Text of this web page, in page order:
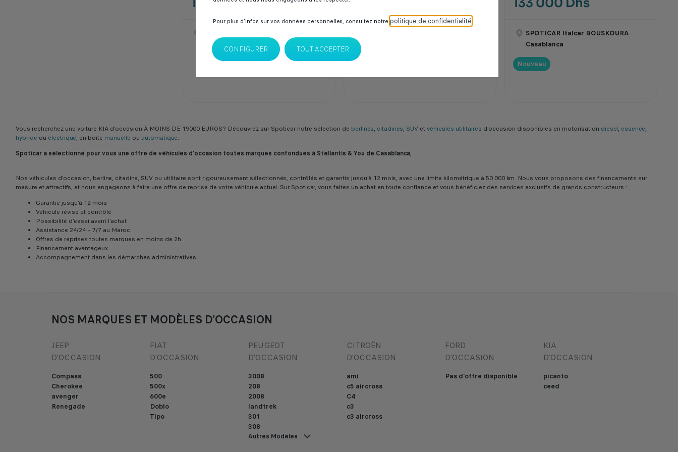
Casablanca
SPOTICAR Italcar BOUSKOURA
Casablanca
Nouveau
Vous recherchez une voiture KIA d’occasion À MOINS DE 19000 EUROS? Découvrez sur Spoticar notre sélection de berlines, citadines, SUV etvéhicules utilitaires d'occasion disponibles en motorisation diesel, essence,
hybride ou électrique, en boîte manuelle ou automatique.
Spoticar a sélectionné pour vous une offre de véhicules d'occasion toutes marques confondues à Stellantis & You de Casablanca,
Nos véhicules d’occasion, berline, citadine, SUV ou utilitaire sont rigoureusement sélectionnés, contrôlés et garantis jusqu’à 12 mois, avec une limite kilométrique à 50 000 km. Nous vous proposons des financements sur
mesure et attractifs, et nous engageons à faire une offre de reprise de votre véhicule actuel. Sur Spoticar, vous faites un achat en toute confiance et vous bénéficiez des services exclusifs de grands constructeurs :
Garantie jusqu’à 12 mois
Véhicule révisé et contrôlé
Possibilité d’essai avant l’achat
Assistance 24/24 – 7/7 au Maroc
Offres de reprises toutes marques en moins de 2h
Financement avantageux
Accompagnement dans les démarches administratives
NOS MARQUES ET MODÈLES D'OCCASION
JEEP
D'OCCASION
Compass
Cherokee
avenger
Renegade
FIAT
D'OCCASION
500
500x
600e
Doblo
Tipo
PEUGEOT
D'OCCASION
3008
208
2008
landtrek
301
308
Autres Modèles
CITROËN
D'OCCASION
ami
c5 aircross
C4
c3
c3 aircross
FORD
D'OCCASION
Pas d'offre disponible
KIA
D'OCCASION
picanto
ceed
Pour plus d’infos sur vos données personnelles, consultez notre politique de confidentialité
CONFIGURER TOUT ACCEPTER